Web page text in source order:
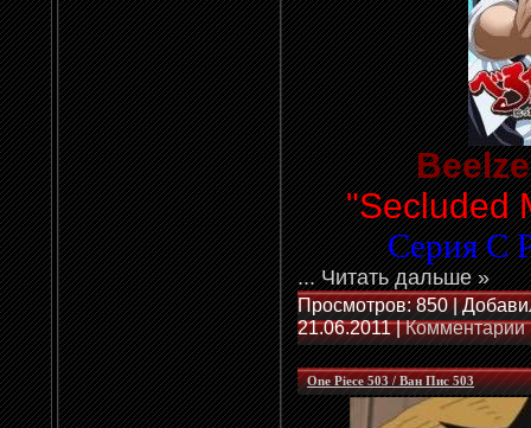
"Secluded
Серия С
...Читать дальше »
Просмотров: 850 |
21.06.2011|Комментарии
One Piece 503 / Ван Пис 503